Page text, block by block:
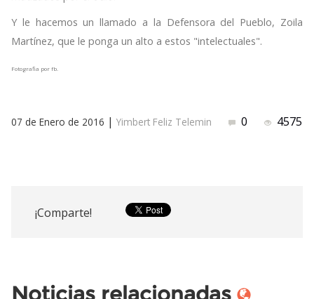
Y le hacemos un llamado a la Defensora del Pueblo, Zoila
Martínez, que le ponga un alto a estos "intelectuales".
Fotografia por fb.
07 de Enero de 2016 | Yimbert Feliz Telemin 0 4575
¡Comparte!
Noticias relacionadas